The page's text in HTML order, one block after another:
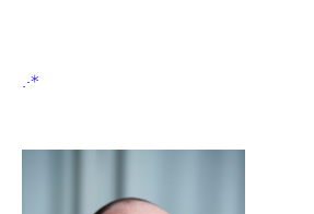
.·*